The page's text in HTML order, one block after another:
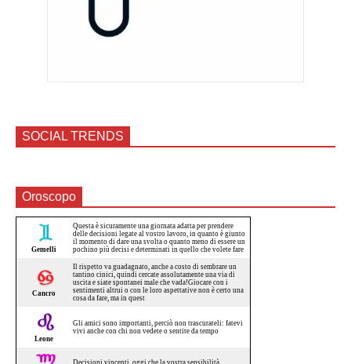
SOCIAL TRENDS
Oroscopo